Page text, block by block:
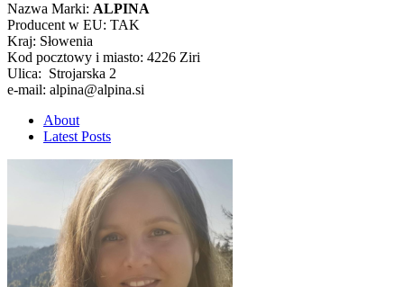
Nazwa Marki: ALPINA
Producent w EU: TAK
Kraj: Słowenia
Kod pocztowy i miasto: 4226 Ziri
Ulica: Strojarska 2
e-mail: alpina@alpina.si
About
Latest Posts